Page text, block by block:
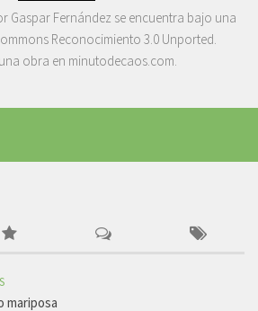
Gaspar Fernández se encuentra bajo una
Reconocimiento 3.0 Unported.
obra en minutodecaos.com.
mariposa